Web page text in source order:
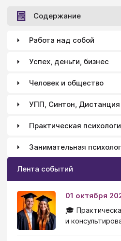
Содержание
Работа над собой
Успех, деньги, бизнес
Человек и общество
УПП, Синтон, Дистанция
Практическая
Занимательная
Лента событий
01 октября
🎓
и